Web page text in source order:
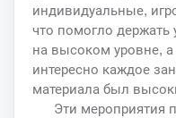
индивидуальные,
что помогло держать
на высоком уровне,
интересно каждое
материала был
Эти мероприятия